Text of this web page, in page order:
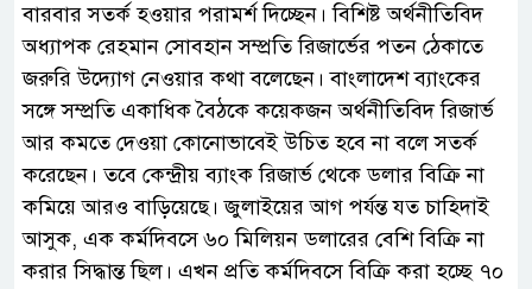
বারবার সতর্ক হওয়ার পরামর্শ দিচ্ছেন। বিশিষ্ট অর্থনীতিবিদ
অধ্যাপক রেহমান সোবহান সম্প্রতি রিজার্ভের পতন ঠেকাতে
জরুরি উদ্যোগ নেওয়ার কথা বলেছেন। বাংলাদেশ ব্যাংকের
সঙ্গে সম্প্রতি একাধিক বৈঠকে কয়েকজন অর্থনীতিবিদ রিজার্ভ
আর কমতে দেওয়া কোনোভাবেই উচিত হবে না বলে সতর্ক
করেছেন। তবে কেন্দ্রীয় ব্যাংক রিজার্ভ থেকে ডলার বিক্রি না
কমিয়ে আরও বাড়িয়েছে। জুলাইয়ের আগ পর্যন্ত যত চাহিদাই
আসুক, এক কর্মদিবসে ৬০ মিলিয়ন ডলারের বেশি বিক্রি না
করার সিদ্ধান্ত ছিল। এখন প্রতি কর্মদিবসে বিক্রি করা হচ্ছে ৭০